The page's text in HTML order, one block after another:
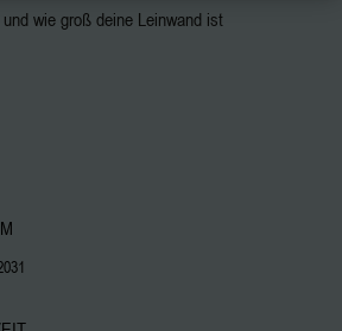
wie groß deine Leinwand ist